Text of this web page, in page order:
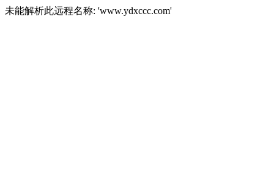
未能解析此远程名称: 'www.ydxccc.com'